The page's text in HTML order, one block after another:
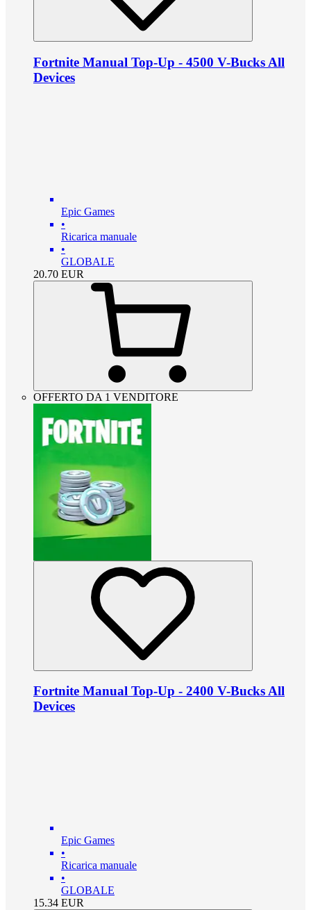
Fortnite Manual Top-Up - 4500 V-Bucks All
Devices
Epic Games
•
Ricarica manuale
•
GLOBALE
20.70 EUR
OFFERTO DA 1 VENDITORE
Fortnite Manual Top-Up - 2400 V-Bucks All
Devices
Epic Games
•
Ricarica manuale
•
GLOBALE
15.34 EUR